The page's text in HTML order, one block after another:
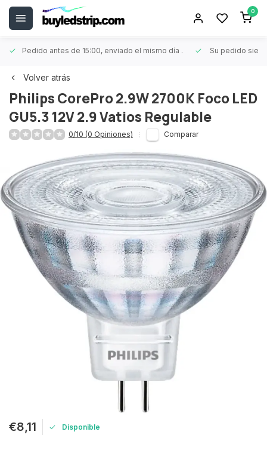
0
Pedido antes de 15:00, enviado el mismo día . Su pedido
Volver atrás
Philips CorePro 2.9W 2700K Foco LED
GU5.3 12V 2.9 Vatios Regulable
0/10 (0 Opiniones) Comparar
€8,11 Disponible